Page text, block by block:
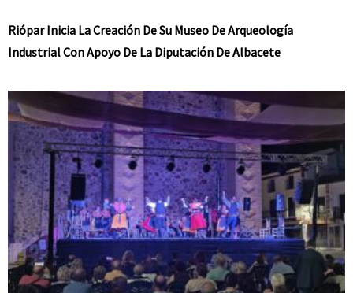
Riópar Inicia La Creación De Su Museo De Arqueología
Industrial Con Apoyo De La Diputación De Albacete